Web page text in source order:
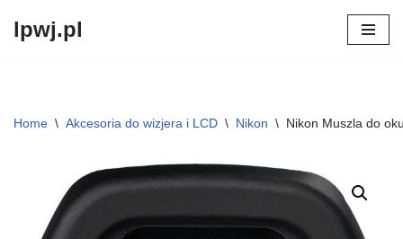
lpwj.pl
Home \ Akcesoria do wizjera i LCD \ Nikon \ Nikon Muszla do